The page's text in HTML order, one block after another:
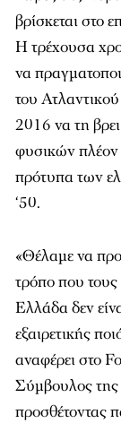
βρίσκεται στο
Η τρέχουσα
να
του
2016 να τη
φυσικών
πρότυπα των
‘50.
«Θέλαμε να
τρόπο που
Ελλάδα δεν
εξαιρετικής
αναφέρει στο
Σύμβουλος της
προσθέτοντας